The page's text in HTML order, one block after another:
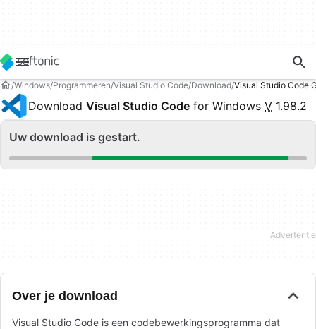
Windows Programmeren Visual Studio Code Download Visual Studio Code
Download Visual Studio Code for Windows V 1.98.2
Uw download is gestart.
Over je download
Visual Studio Code is een codebewerkingsprogramma dat